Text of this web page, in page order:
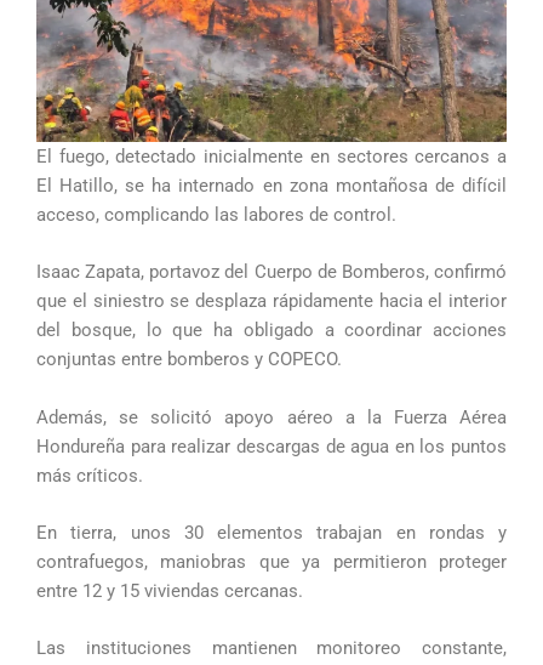
El fuego, detectado inicialmente en sectores cercanos a
El Hatillo, se ha internado en zona montañosa de difícil
acceso, complicando las labores de control.
Isaac Zapata, portavoz del Cuerpo de Bomberos, confirmó
que el siniestro se desplaza rápidamente hacia el interior
del bosque, lo que ha obligado a coordinar acciones
conjuntas entre bomberos y COPECO.
Además, se solicitó apoyo aéreo a la Fuerza Aérea
Hondureña para realizar descargas de agua en los puntos
más críticos.
En tierra, unos 30 elementos trabajan en rondas y
contrafuegos, maniobras que ya permitieron proteger
entre 12 y 15 viviendas cercanas.
Las instituciones mantienen monitoreo constante,